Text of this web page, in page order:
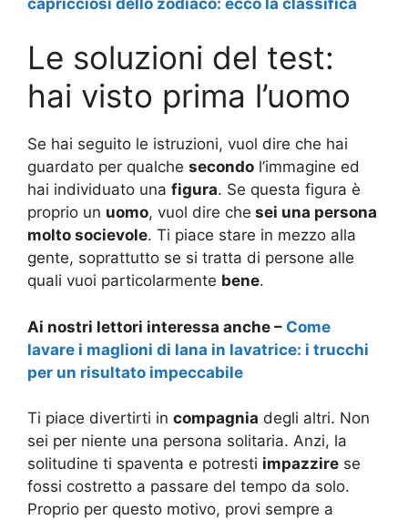
Le soluzioni del test:
hai visto prima l’uomo
Se hai seguito le istruzioni, vuol dire che hai
guardato per qualche secondo l’immagine ed
hai individuato una figura. Se questa figura è
proprio un uomo, vuol dire che sei una persona
molto socievole. Ti piace stare in mezzo alla
gente, soprattutto se si tratta di persone alle
quali vuoi particolarmente bene.
Ai nostri lettori interessa anche – Come
lavare i maglioni di lana in lavatrice: i trucchi
per un risultato impeccabile
Ti piace divertirti in compagnia degli altri. Non
sei per niente una persona solitaria. Anzi, la
solitudine ti spaventa e potresti impazzire se
fossi costretto a passare del tempo da solo.
Proprio per questo motivo, provi sempre a